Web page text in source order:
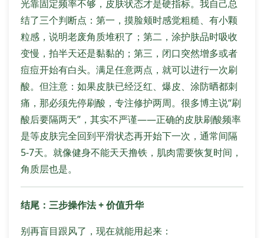
光靠固定频率不够，皮肤状态才是硬指标。我自己总
结了三个判断点：第一，摸脸颊时感觉粗糙、有小颗
粒感，说明老废角质堆积了；第二，涂护肤品时吸收
变慢，拍半天还是黏黏的；第三，闭口突然增多或者
痘痘开始有白头。满足任意两点，就可以进行一次刷
酸。但注意：如果皮肤已经泛红、爆皮、涂防晒都刺
痛，那必须先停刷酸，专注修护两周。很多博主说“刷
酸后要隔两天”，其实不严谨——正确的皮肤刷酸频率
是等皮肤完全回到平滑状态再开始下一次，通常间隔
5-7天。就像健身不能天天撸铁，肌肉需要恢复时间，
角质层也是。
结尾：三步操作法 + 价值升华
别再盲目跟风了，现在就能用起来：